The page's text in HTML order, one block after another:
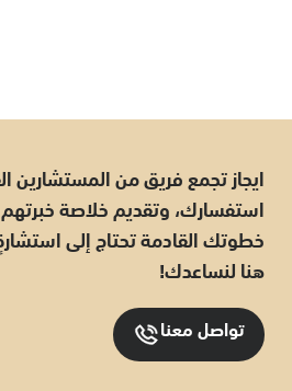
ايجاز تجمع فريق من المستشارين
استفسارك، وتقديم خلاصة
خطوتك القادمة تحتاج إلى
هنا لنساعدك!
تواصل معنا